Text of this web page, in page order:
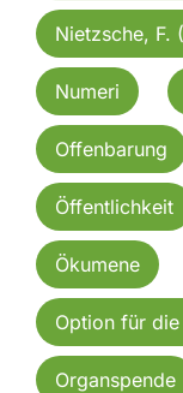
Nietzsche, F.
Numeri
Offenbarung
Öffentlichkeit
Ökumene
Option für
Organspende